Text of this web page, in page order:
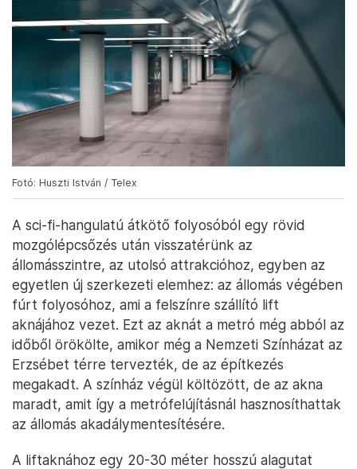
Fotó: Huszti István / Telex
A sci-fi-hangulatú átkötő folyosóból egy rövid
mozgólépcsőzés után visszatérünk az
állomásszintre, az utolsó attrakcióhoz, egyben az
egyetlen új szerkezeti elemhez: az állomás végében
fúrt folyosóhoz, ami a felszínre szállító lift
aknájához vezet. Ezt az aknát a metró még abból az
időből örökölte, amikor még a Nemzeti Színházat az
Erzsébet térre tervezték, de az építkezés
megakadt. A színház végül költözött, de az akna
maradt, amit így a metrófelújításnál hasznosíthattak
az állomás akadálymentesítésére.
A liftaknához egy 20-30 méter hosszú alagutat